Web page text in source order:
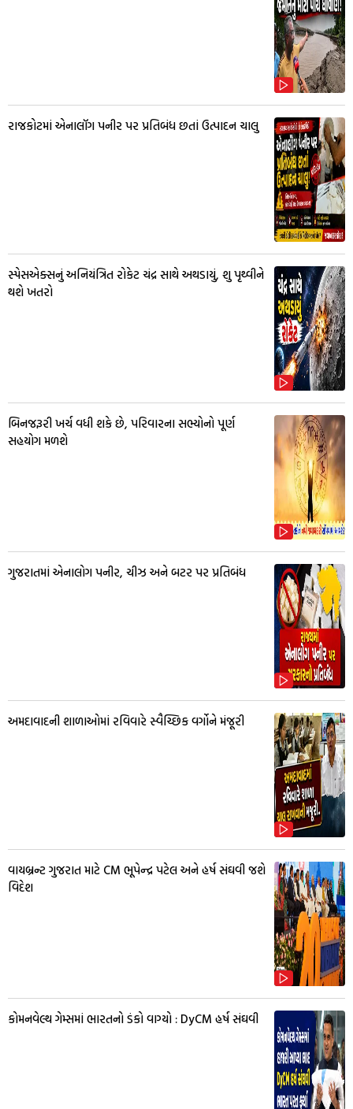
રાજકોટમાં એનાલૉગ પનીર પર પ્રતિબંધ છતાં ઉત્પાદન ચાલુ
સ્પેસએક્સનું અનિયંત્રિત રોકેટ ચંદ્ર સાથે અથડાયું, શુ પૃથ્વીને
થશે ખતરો
બિનજરૂરી ખર્ચ વધી શકે છે, પરિવારના સભ્યોનો પૂર્ણ
સહયોગ મળશે
ગુજરાતમાં એનાલોગ પનીર, ચીઝ અને બટર પર પ્રતિબંધ
અમદાવાદની શાળાઓમાં રવિવારે સ્વૈચ્છિક વર્ગોને મંજૂરી
વાયબ્રન્ટ ગુજરાત માટે CM ભૂપેન્દ્ર પટેલ અને હર્ષ સંઘવી જશે
વિદેશ
કોમનવેલ્થ ગેમ્સમાં ભારતનો ડંકો વાગ્યો : DyCM હર્ષ સંઘવી